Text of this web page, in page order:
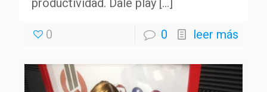
productividad. Dale play […]
0 0 leer más